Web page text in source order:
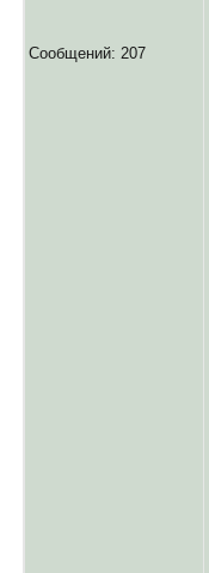
Сообщений: 207